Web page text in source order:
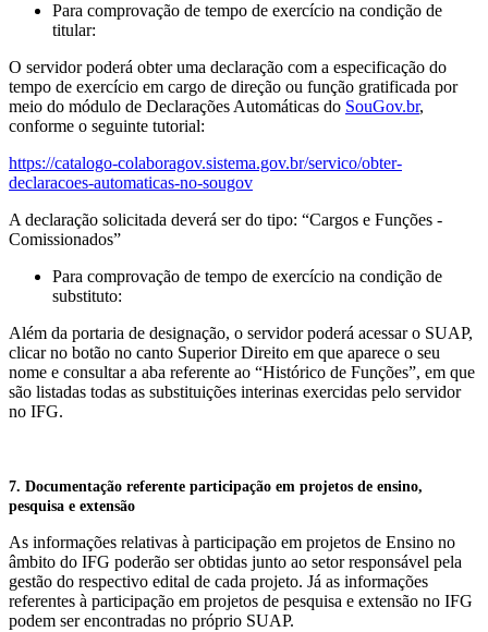
Para comprovação de tempo de exercício na condição de
titular:
O servidor poderá obter uma declaração com a especificação do
tempo de exercício em cargo de direção ou função gratificada por
meio do módulo de Declarações Automáticas do SouGov.br,
conforme o seguinte tutorial:
https://catalogo-colaboragov.sistema.gov.br/servico/obter-
declaracoes-automaticas-no-sougov
A declaração solicitada deverá ser do tipo: “Cargos e Funções -
Comissionados”
Para comprovação de tempo de exercício na condição de
substituto:
Além da portaria de designação, o servidor poderá acessar o SUAP,
clicar no botão no canto Superior Direito em que aparece o seu
nome e consultar a aba referente ao “Histórico de Funções”, em que
são listadas todas as substituições interinas exercidas pelo servidor
no IFG.
7. Documentação referente participação em projetos de ensino,
pesquisa e extensão
As informações relativas à participação em projetos de Ensino no
âmbito do IFG poderão ser obtidas junto ao setor responsável pela
gestão do respectivo edital de cada projeto. Já as informações
referentes à participação em projetos de pesquisa e extensão no IFG
podem ser encontradas no próprio SUAP.